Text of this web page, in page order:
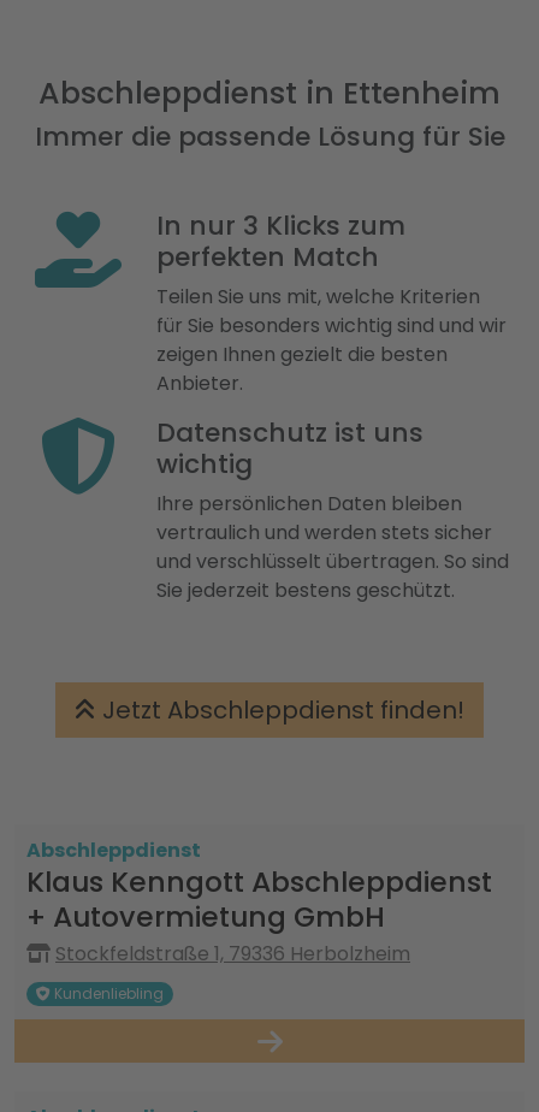
Abschleppdienst in Ettenheim
Immer die passende Lösung für Sie
In nur 3 Klicks zum
perfekten Match
Teilen Sie uns mit, welche Kriterien
für Sie besonders wichtig sind und wir
zeigen Ihnen gezielt die besten
Anbieter.
Datenschutz ist uns
wichtig
Ihre persönlichen Daten bleiben
vertraulich und werden stets sicher
und verschlüsselt übertragen. So sind
Sie jederzeit bestens geschützt.
Jetzt Abschleppdienst finden!
Abschleppdienst
Klaus Kenngott Abschleppdienst
+ Autovermietung GmbH
Stockfeldstraße 1, 79336 Herbolzheim
Kundenliebling